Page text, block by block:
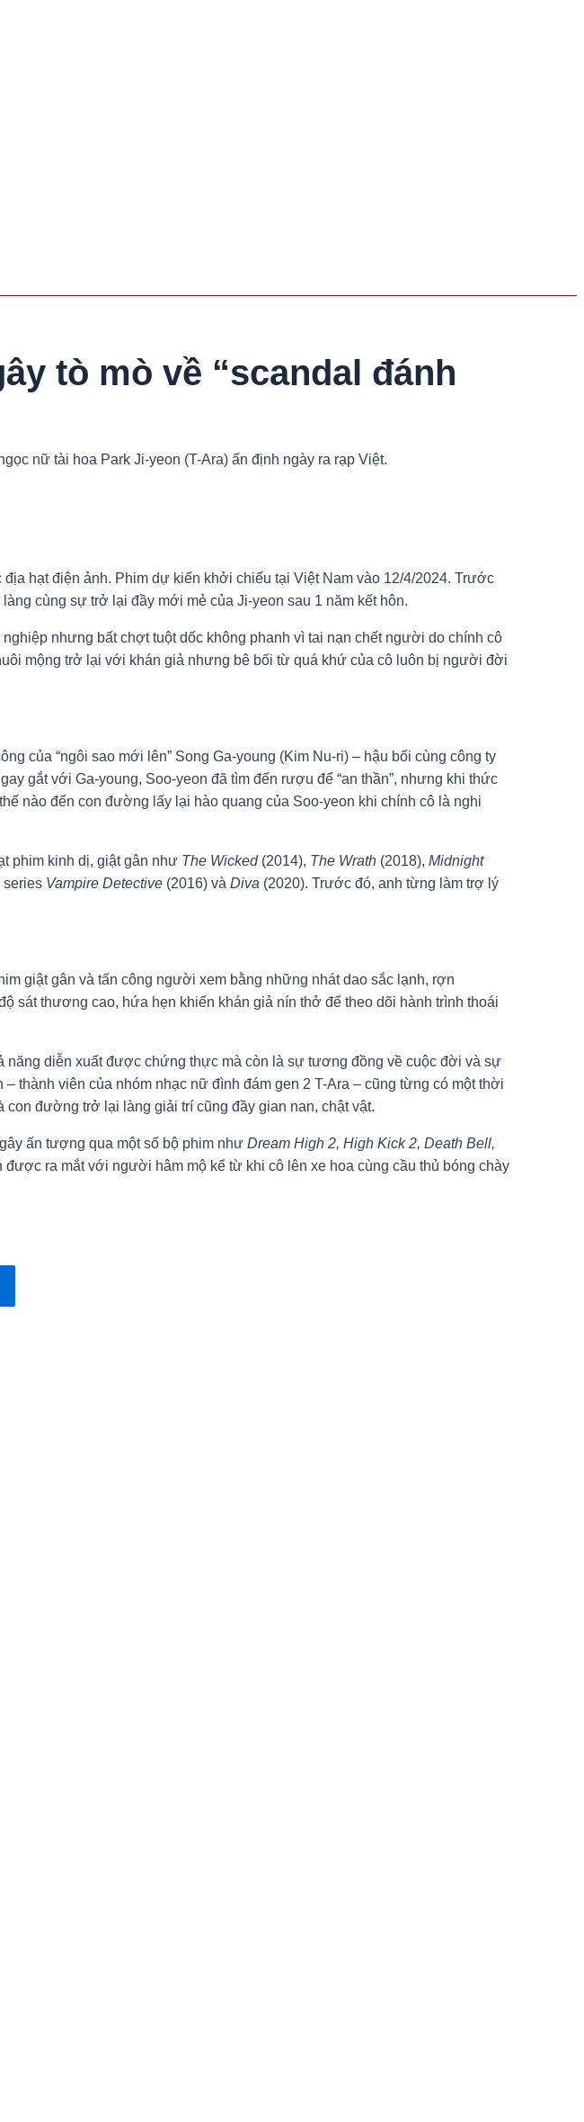
tò mò về “scandal đánh
nữ tài hoa Park Ji-yeon (T-Ara) ấn định ngày ra rạp Việt.
hạt điện ảnh. Phim dự kiến khởi chiếu tại Việt Nam vào 12/4/2024. Trước
cùng sự trở lại đầy mới mẻ của Ji-yeon sau 1 năm kết hôn.
nhưng bất chợt tuột dốc không phanh vì tai nạn chết người do chính cô
mộng trở lại với khán giả nhưng bê bối từ quá khứ của cô luôn bị người đời
của “ngôi sao mới lên” Song Ga-young (Kim Nu-ri) – hậu bối cùng công ty
gắt với Ga-young, Soo-yeon đã tìm đến rượu để “an thần”, nhưng khi thức
nào đến con đường lấy lại hào quang của Soo-yeon khi chính cô là nghi
phim kinh dị, giật gân như The Wicked(2014), The Wrath (2018), Midnight
series Vampire Detective (2016) và Diva (2020). Trước đó, anh từng làm trợ lý
giật gân và tấn công người xem bằng những nhát dao sắc lạnh, rợn
sát thương cao, hứa hẹn khiến khán giả nín thở để theo dõi hành trình thoái
năng diễn xuất được chứng thực mà còn là sự tương đồng về cuộc đời và sự
thành viên của nhóm nhạc nữ đình đám gen 2 T-Ara – cũng từng có một thời
đường trở lại làng giải trí cũng đầy gian nan, chật vật.
ấn tượng qua một số bộ phim như Dream High 2, High Kick 2, Death Bell,
được ra mắt với người hâm mộ kể từ khi cô lên xe hoa cùng cầu thủ bóng chày